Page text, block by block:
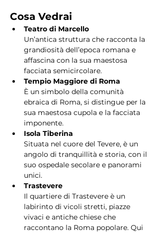
Cosa Vedrai
Teatro di Marcello
Un’antica struttura che racconta la
grandiosità dell’epoca romana e
affascina con la sua maestosa
facciata semicircolare.
Tempio Maggiore di Roma
È un simbolo della comunità
ebraica di Roma, si distingue per la
sua maestosa cupola e la facciata
imponente.
Isola Tiberina
Situata nel cuore del Tevere, è un
angolo di tranquillità e storia, con il
suo ospedale secolare e panorami
unici.
Trastevere
Il quartiere di Trastevere è un
labirinto di vicoli stretti, piazze
vivaci e antiche chiese che
raccontano la Roma popolare. Qui